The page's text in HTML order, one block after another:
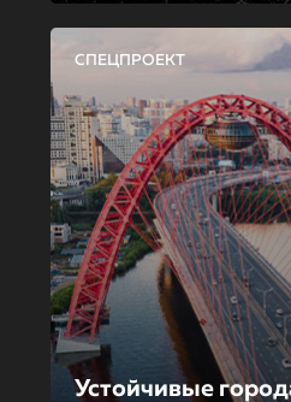
СПЕЦПРОЕКТ
Устойчивые